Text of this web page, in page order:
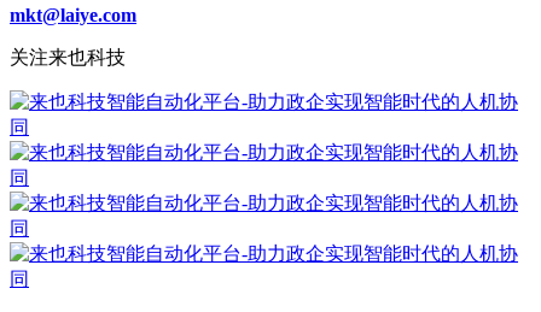
mkt@laiye.com
关注来也科技